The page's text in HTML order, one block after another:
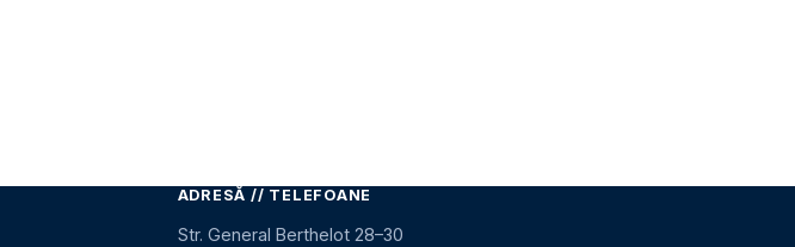
ADRESĂ // TELEFOANE
Str. General Berthelot 28–30